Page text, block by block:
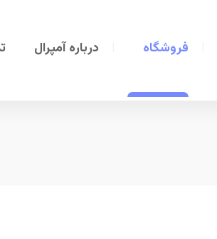
فروشگاه درباره آمپرال